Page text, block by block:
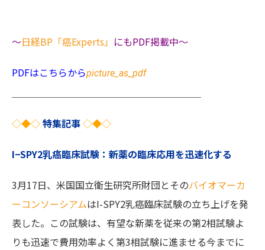
〜日経BP「癌Experts」 にもPDF掲載中〜
PDFはこちらからpicture_as_pdf
◇◆◇特集記事◇◆◇
I−SPY2乳癌臨床試験：新薬の臨床応用を迅速化する
3月17日、米国国立衛生研究所財団とそのバイオマーカ
ーコンソーシアムはI-SPY2乳癌臨床試験の立ち上げを発
表した。この試験は、有望な新薬を従来の第2相試験よ
りも迅速で費用効率よく第3相試験に進ませる今までに